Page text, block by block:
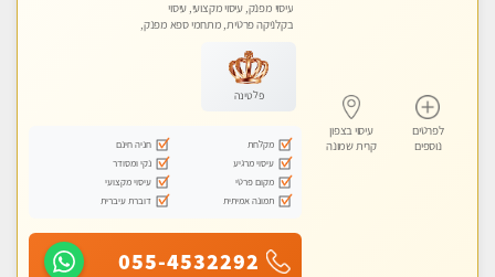
לפרטים
נוספים
עיסוי בצפון
קרית שמונה
עיסוי מפנק, עיסוי מקצועי, עיסוי
בקלניקה פרטית, מתחמי ספא מפנק,
פלטינה
מקלחת
חניה חינם
עיסוי מרגיע
נקי ומסודר
מקום פרטי
עיסוי מקצועי
תמונה אמיתית
דוברת עיברית
055-4532292